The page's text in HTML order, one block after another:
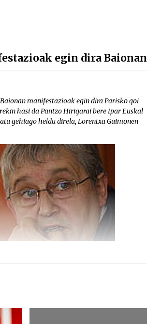
egin dira Baionan
manifestazioak egin dira Parisko goi
hasi da Pantzo Hirigarai bere Ipar Euskal
gehiago heldu direla, Lorentxa Guimonen